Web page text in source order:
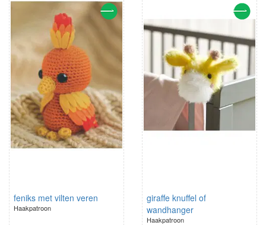
feniks met vilten veren
Haakpatroon
giraffe knuffel of
wandhanger
Haakpatroon